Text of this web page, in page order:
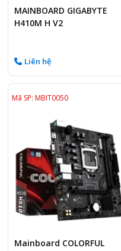
MAINBOARD GIGABYTE
H410M H V2
Liên hệ
Mã SP: MBIT0050
Mainboard COLORFUL